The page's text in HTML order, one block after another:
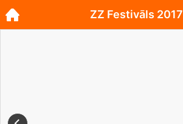
ZZ Festivāls 2017